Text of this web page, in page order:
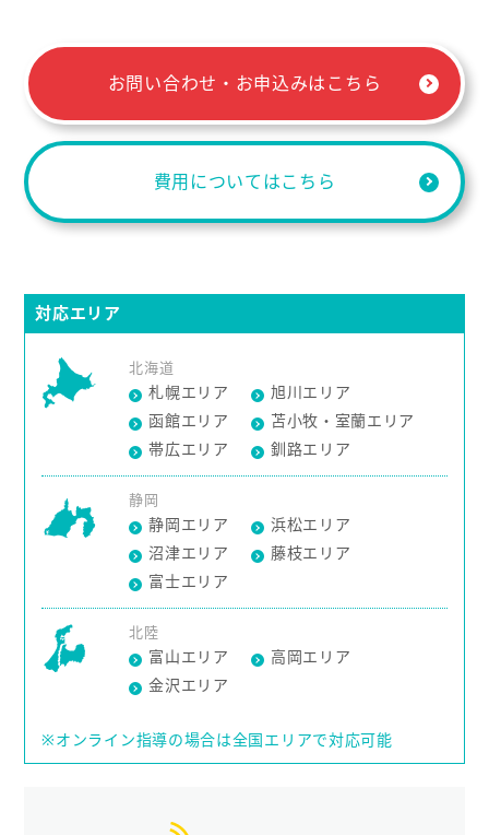
お問い合わせ・お申込みはこちら
費用についてはこちら
対応エリア
北海道
札幌エリア
旭川エリア
函館エリア
苫小牧・室蘭エリア
帯広エリア
釧路エリア
静岡
静岡エリア
浜松エリア
沼津エリア
藤枝エリア
富士エリア
北陸
富山エリア
高岡エリア
金沢エリア
※オンライン指導の場合は全国エリアで対応可能